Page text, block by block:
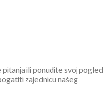
ili ponudite svoj pogled
zajednicu našeg